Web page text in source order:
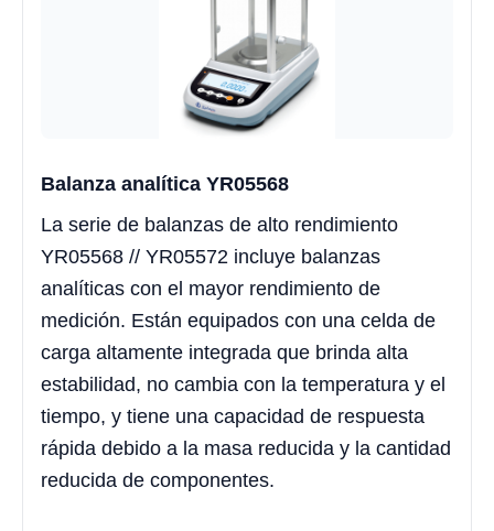
Balanza analítica YR05568
La serie de balanzas de alto rendimiento
YR05568 // YR05572 incluye balanzas
analíticas con el mayor rendimiento de
medición. Están equipados con una celda de
carga altamente integrada que brinda alta
estabilidad, no cambia con la temperatura y el
tiempo, y tiene una capacidad de respuesta
rápida debido a la masa reducida y la cantidad
reducida de componentes.